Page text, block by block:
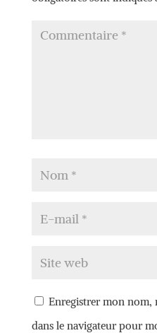
Enregistrer mon nom,
dans le navigateur pour